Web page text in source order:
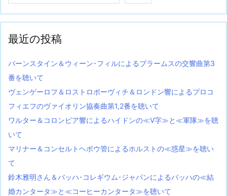
最近の投稿
バーンスタイン＆ウィーン･フィルによるブラームスの交響曲第3
番を聴いて
ヴェンゲーロフ＆ロストロポーヴィチ＆ロンドン響によるプロコ
フィエフのヴァイオリン協奏曲第1,2番を聴いて
ワルター＆コロンビア響によるハイドンの≪V字≫と≪軍隊≫を聴
いて
マリナー＆コンセルトヘボウ管によるホルストの≪惑星≫を聴い
て
鈴木雅明さん＆バッハ･コレギウム･ジャパンによるバッハの≪結
婚カンタータ≫と≪コーヒーカンタータ≫を聴いて